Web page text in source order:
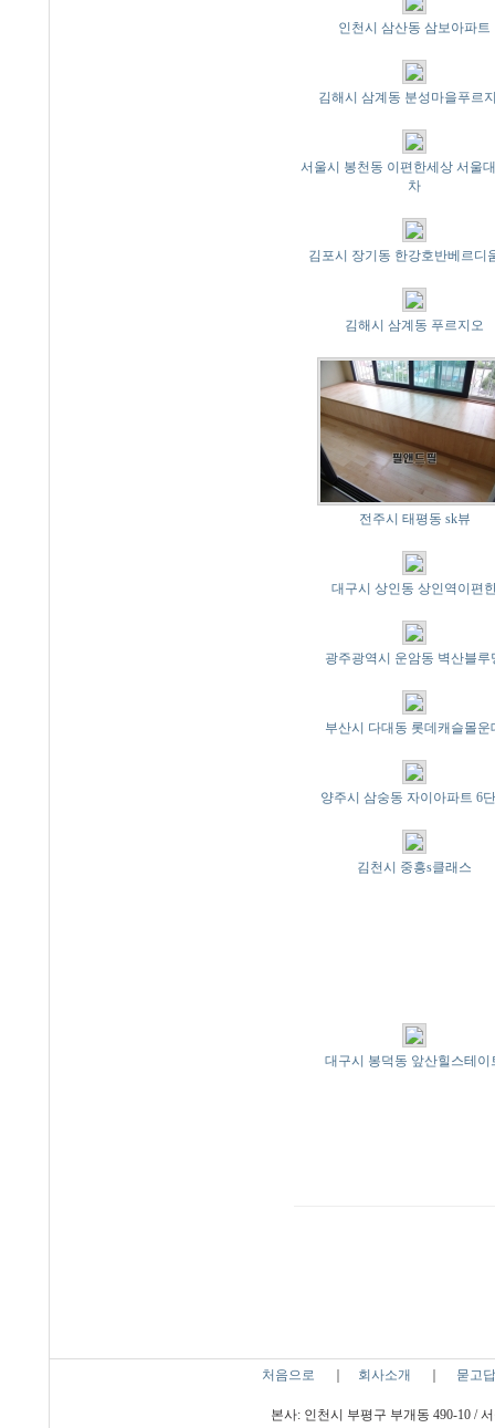
인천시 삼산동 삼보아파트
김해시 삼계동 분성마을푸르
서울시 봉천동 이편한세상 서울
차
김포시 장기동 한강호반베르디
김해시 삼계동 푸르지오
전주시 태평동 sk뷰
대구시 상인동 상인역이편
광주광역시 운암동 벽산블루
부산시 다대동 롯데캐슬몰운
양주시 삼숭동 자이아파트 6
김천시 중흥s클래스
대구시 봉덕동 앞산힐스테이
처음으로 회사소개 묻고
본사: 인천시 부평구 부개동 490-10 /